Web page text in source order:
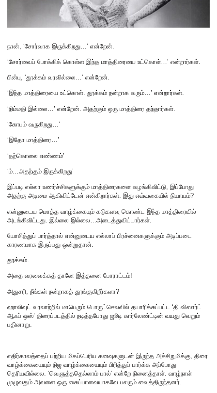
நான், ‘சோர்வாக இருக்கிறது…’ என்றேன்.
‘சோர்வைப் போக்கிக் கொள்ள இந்த மாத்திரையை உட்கொள்…’ என்றார்கள்.
பின்பு, ‘தூக்கம் வரவில்லை…’ என்றேன்.
‘இந்த மாத்திரையை உட்கொள். தூக்கம் நன்றாக வரும்…’ என்றார்கள்.
‘நிம்மதி இல்லை…’ என்றேன். அதற்கும் ஒரு மாத்திரை தந்தார்கள்.
‘கோபம் வருகிறது…’
‘இதோ மாத்திரை…’
‘தற்கொலை எண்ணம்’
‘ம்…அதற்கும் இருக்கிறது’
இப்படி எல்லா உணர்ச்சிகளுக்கும் மாத்திரைகளை வழங்கிவிட்டு, இப்போது
அதற்கு அடிமை ஆகிவிட்டேன் என்கிறார்கள். இது எவ்வகையில் நியாயம்?
என்னுடைய மொத்த வாழ்க்கையும் கடுகளவு கொண்ட இந்த மாத்திரையில்
அடங்கிவிட்டது. இல்லை இல்லை…அடைத்துவிட்டார்கள்.
யோசித்துப் பார்த்தால் என்னுடைய எல்லாப் பிரச்னைகளுக்கும் அடிப்படை
காரணமாக இருப்பது ஒன்றுதான்.
தூக்கம்.
அதை வரவைக்கத் தானே இத்தனை போராட்டம்!
அதுசரி, நீங்கள் நன்றாகத் தூங்குகிறீர்களா?
ஹாலிவுட் வரலாற்றில் மாபெரும் பொருட்செலவில் தயாரிக்கப்பட்ட ‘தி விஸார்ட்
ஆஃப் ஒஸ்’ திரைப்படத்தில் நடித்தபோது ஜூடி கார்லேண்ட்டின் வயது வெறும்
பதினாறு.
எதிர்காலத்தைப் பற்றிய மிகப்பெரிய கனவுகளுடன் இருந்த அச்சிறுமிக்கு, திரை
வாழ்க்கையையும் நிஜ வாழ்க்கையையும் பிரித்துப் பார்க்க அப்போது
தெரியவில்லை. ‘வெளுத்ததெல்லாம் பால்’ என்றே நினைத்தாள். வாழ்நாள்
முழுவதும் அவளை ஒரு கைப்பாவையாகவே பலரும் வைத்திருந்தனர்.